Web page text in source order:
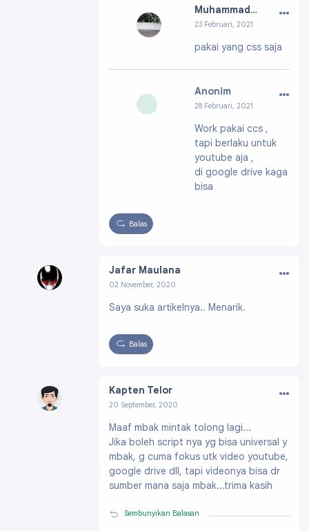
Muhammad Reza
23 Februari, 2021
w.blogger.com/pro
53117871
…
pakai yang css saja
Anonim
28 Februari, 2021
…
Work pakai ccs ,
tapi berlaku untuk
youtube aja ,
di google drive kaga
bisa
Balas
Jafar Maulana
02 November, 2020
7940950188364174
…
Saya suka artikelnya.. Menarik.
Balas
Kapten Telor
20 September, 2020
0332129088698385
…
Maaf mbak mintak tolong lagi...
Jika boleh script nya yg bisa universal y
mbak, g cuma fokus utk video youtube,
google drive dll, tapi videonya bisa dr
sumber mana saja mbak...trima kasih
Sembunyikan Balasan